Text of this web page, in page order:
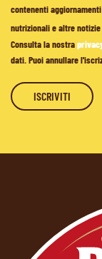
contenenti
nutrizionali e altre
Consulta la nostra
dati. Puoi annullare